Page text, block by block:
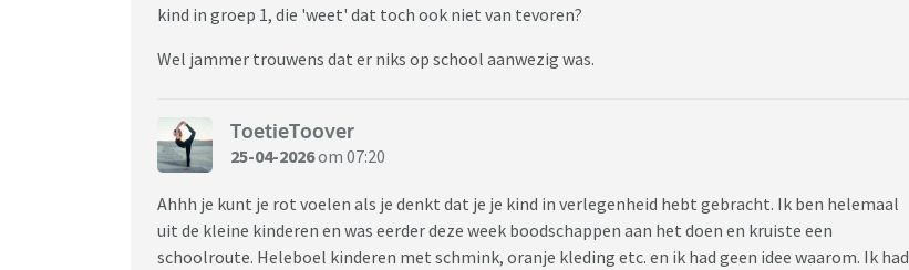
kind in groep 1, die 'weet' dat toch ook niet van tevoren?
Wel jammer trouwens dat er niks op school aanwezig was.
ToetieToover
25-04-2026om 07:20
Ahhh je kunt je rot voelen als je denkt dat je je kind in verlegenheid hebt gebracht. Ik ben helemaal
uit de kleine kinderen en was eerder deze week boodschappen aan het doen en kruiste een
schoolroute. Heleboel kinderen met schmink, oranje kleding etc. en ik had geen idee waarom. Ik had